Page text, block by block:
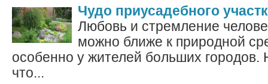
Чудо приусадебного
Любовь и стремление
можно ближе к природной
особенно у жителей больших городов.
что...